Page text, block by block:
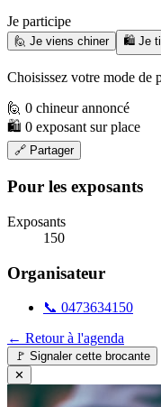
Je participe
🙋 Je viens chiner 🛍️ Je
Choisissez votre mode de
🙋 0 chineur annoncé
🛍️ 0 exposant sur place
🔗 Partager
Pour les exposants
Exposants
150
Organisateur
📞 0473634150
← Retour à l'agenda
🚩 Signaler cette brocante
✕